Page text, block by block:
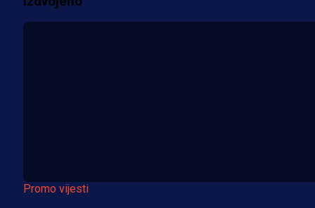
Promo vijesti